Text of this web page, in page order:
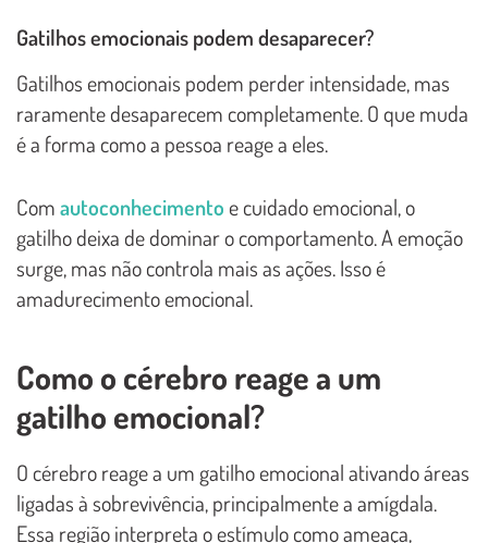
Gatilhos emocionais podem desaparecer?
Gatilhos emocionais podem perder intensidade, mas
raramente desaparecem completamente. O que muda
é a forma como a pessoa reage a eles.
Comautoconhecimento e cuidado emocional, o
gatilho deixa de dominar o comportamento. A emoção
surge, mas não controla mais as ações. Isso é
amadurecimento emocional.
Como o cérebro reage a um
gatilho emocional?
O cérebro reage a um gatilho emocional ativando áreas
ligadas à sobrevivência, principalmente a amígdala.
Essa região interpreta o estímulo como ameaça,